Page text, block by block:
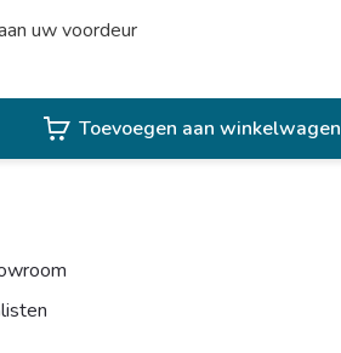
uw voordeur
Toevoegen aan winkelwagen